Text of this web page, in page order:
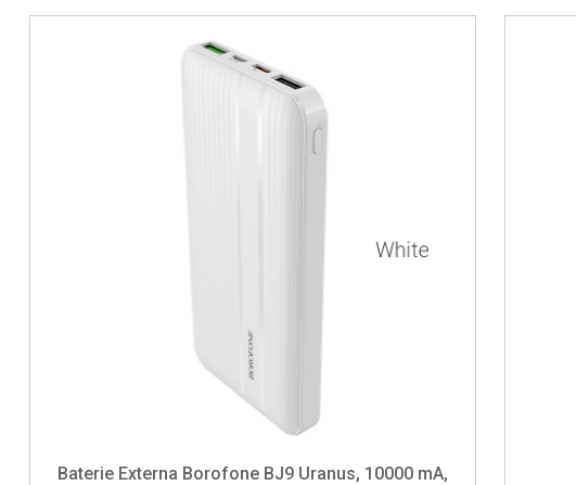
Baterie Externa Borofone BJ9 Uranus, 10000 mA,